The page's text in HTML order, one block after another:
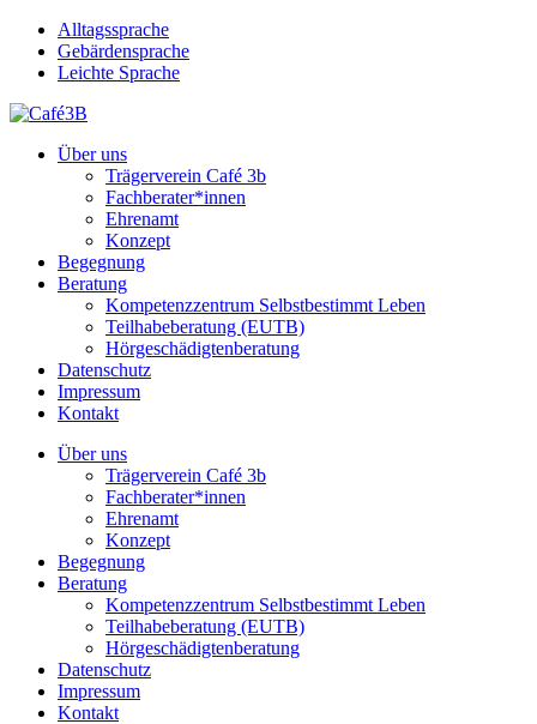
Skip
main
Alltagssprache
Gebärdensprache
Leichte Sprache
Menu
Über uns
Trägerverein Café 3b
Fachberater*innen
Ehrenamt
Konzept
Begegnung
Beratung
Kompetenzzentrum Selbstbestimmt Leben
Teilhabeberatung (EUTB)
Hörgeschädigtenberatung
Datenschutz
Impressum
Kontakt
Über uns
Trägerverein Café 3b
Fachberater*innen
Ehrenamt
Konzept
Begegnung
Beratung
Kompetenzzentrum Selbstbestimmt Leben
Teilhabeberatung (EUTB)
Hörgeschädigtenberatung
Datenschutz
Impressum
Kontakt